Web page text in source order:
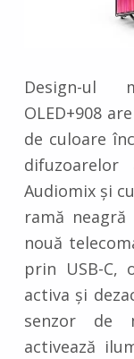
Design-ul
OLED+908
de culoare
Audiomix și
ramă neagră
nouă
prin USB-
activa și
senzor de
activează